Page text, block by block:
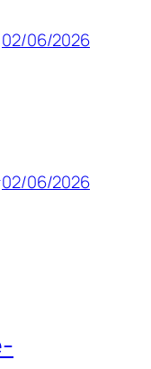
02/06/2026
02/06/2026